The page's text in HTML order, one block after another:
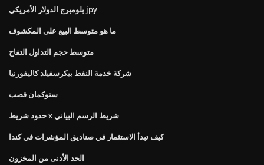
بلومبرج الدولار الأمريكي jpy
ما هو متوسط ​​البيع على المكشوف
متوسط ​​حجم التداول التفاح
شركة خدمة النفط بيكرسفيلد كاليفورنيا
ستوكمان قصب
حدود شريط x شريط الرسم البياني
كيف تبدأ الاستثمار في صناديق المؤشرات في كندا
الحد الأدنى من المخزون